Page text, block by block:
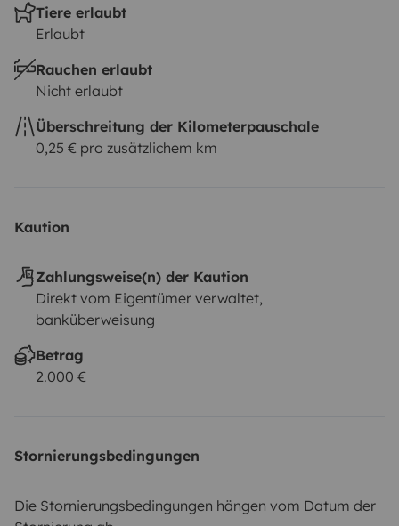
Tiere erlaubt
Erlaubt
Rauchen erlaubt
Nicht erlaubt
Überschreitung der Kilometerpauschale
0,25 € pro zusätzlichem km
Kaution
Zahlungsweise(n) der Kaution
Direkt vom Eigentümer verwaltet,
banküberweisung
Betrag
2.000 €
Stornierungsbedingungen
Die Stornierungsbedingungen hängen vom Datum der